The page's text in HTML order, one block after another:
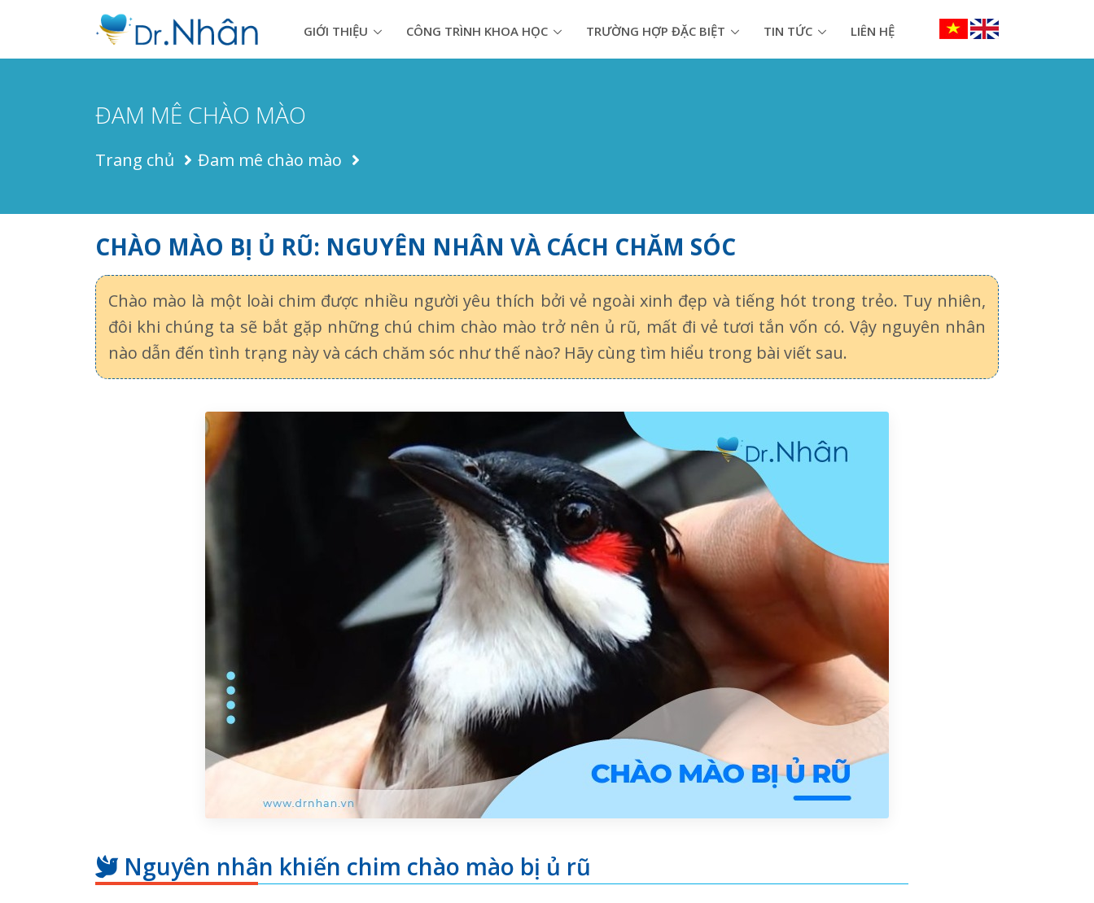
GIỚI THIỆU CÔNG TRÌNH KHOA HỌC TRƯỜNG HỢP ĐẶC BIỆT TIN TỨC LIÊN HỆ
ĐAM MÊ CHÀO MÀO
Trang chủ Đam mê chào mào
CHÀO MÀO BỊ Ủ RŨ: NGUYÊN NHÂN VÀ CÁCH CHĂM SÓC
Chào mào là một loài chim được nhiều người yêu thích bởi vẻ ngoài xinh đẹp và tiếng hót trong trẻo. Tuy nhiên,
đôi khi chúng ta sẽ bắt gặp những chú chim chào mào trở nên ủ rũ, mất đi vẻ tươi tắn vốn có. Vậy nguyên nhân
nào dẫn đến tình trạng này và cách chăm sóc như thế nào? Hãy cùng tìm hiểu trong bài viết sau.
Nguyên nhân khiến chim chào mào bị ủ rũ